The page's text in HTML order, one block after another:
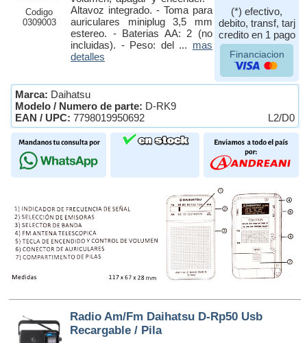
Codigo
0309003
Altavoz integrado. - Toma para
auriculares miniplug 3,5 mm
estereo. - Baterias AA: 2 (no
incluidas). - Peso: del ... mas
detalles
(*) efectivo,
debito, transf, tarj
credito en 1 pago
Financiacion
Marca: Daihatsu
Modelo / Numero de parte: D-RK9
EAN / UPC: 7798019950692 L2/D0
Radio Am/Fm Daihatsu D-Rp50 Usb
Recargable / Pila